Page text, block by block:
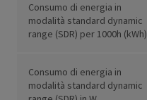
Consumo di energia in
modalità standard dynamic
range (SDR) per 1000h (kWh)
Consumo di energia in
modalità standard dynamic